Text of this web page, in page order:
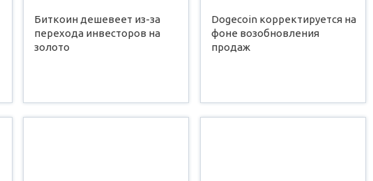
Биткоин дешевеет из-за
перехода инвесторов на
золото
Dogecoin корректируется на
фоне возобновления
продаж